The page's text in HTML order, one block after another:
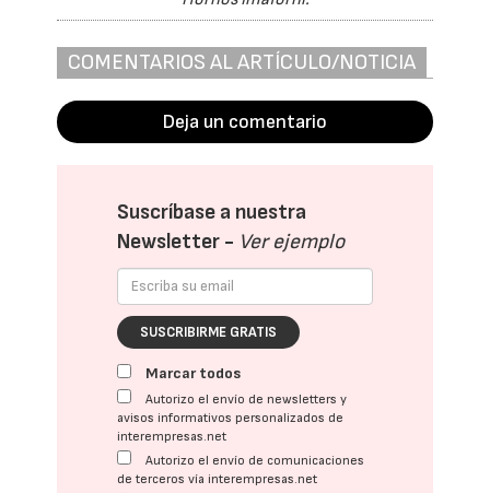
COMENTARIOS AL ARTÍCULO/NOTICIA
Deja un comentario
Suscríbase a nuestra
Newsletter - Ver ejemplo
SUSCRIBIRME GRATIS
Marcar todos
Autorizo el envío de newsletters y
avisos informativos personalizados de
interempresas.net
Autorizo el envío de comunicaciones
de terceros vía interempresas.net